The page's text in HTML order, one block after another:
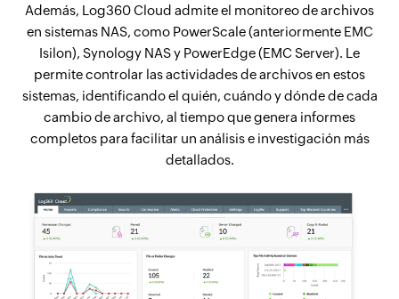
Además, Log360 Cloud admite el monitoreo de archivos
en sistemas NAS, como PowerScale (anteriormente EMC
Isilon), Synology NAS y PowerEdge (EMC Server). Le
permite controlar las actividades de archivos en estos
sistemas, identificando el quién, cuándo y dónde de cada
cambio de archivo, al tiempo que genera informes
completos para facilitar un análisis e investigación más
detallados.